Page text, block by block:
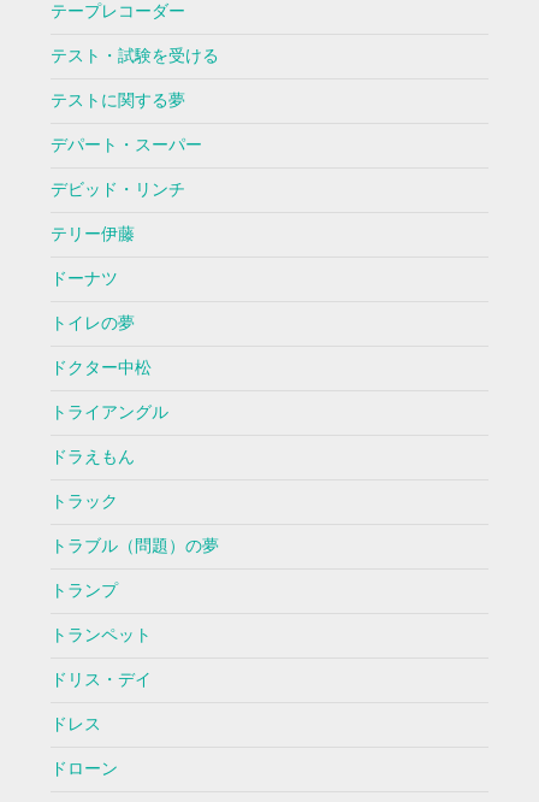
テープレコーダー
テスト・試験を受ける
テストに関する夢
デパート・スーパー
デビッド・リンチ
テリー伊藤
ドーナツ
トイレの夢
ドクター中松
トライアングル
ドラえもん
トラック
トラブル（問題）の夢
トランプ
トランペット
ドリス・デイ
ドレス
ドローン